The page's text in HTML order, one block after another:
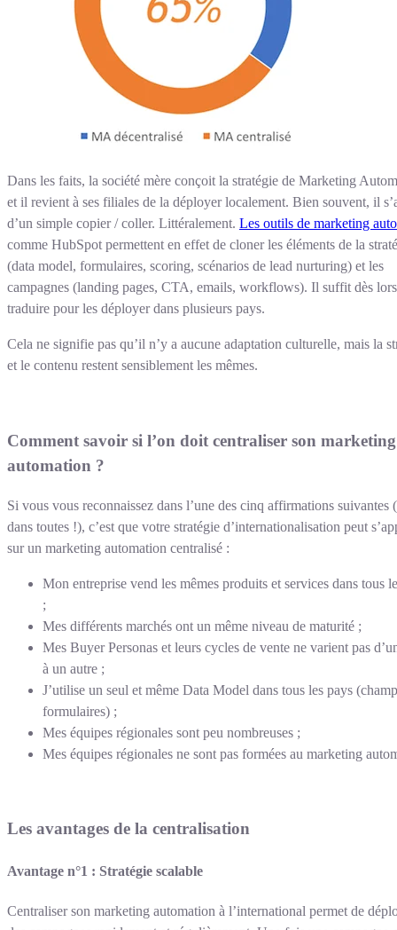
Dans les faits, la société mère conçoit la stratégie de Marketing
et il revient à ses filiales de la déployer localement. Bien souvent, il
d’un simple copier / coller. Littéralement. Les outils de marketing
comme HubSpot permettent en effet de cloner les éléments de la
(data model, formulaires, scoring, scénarios de lead nurturing) et les
campagnes (landing pages, CTA, emails, workflows). Il suffit dès
traduire pour les déployer dans plusieurs pays.
Cela ne signifie pas qu’il n’y a aucune adaptation culturelle, mais la
et le contenu restent sensiblement les mêmes.
Comment savoir si l’on doit centraliser son marketing
automation ?
Si vous vous reconnaissez dans l’une des cinq affirmations suivantes
dans toutes !), c’est que votre stratégie d’internationalisation peut
sur un marketing automation centralisé :
Mon entreprise vend les mêmes produits et services dans tous
;
Mes différents marchés ont un même niveau de maturité ;
Mes Buyer Personas et leurs cycles de vente ne varient pas
à un autre ;
J’utilise un seul et même Data Model dans tous les pays
formulaires) ;
Mes équipes régionales sont peu nombreuses ;
Mes équipes régionales ne sont pas formées au marketing
Les avantages de la centralisation
Avantage n°1 : Stratégie scalable
Centraliser son marketing automation à l’international permet de